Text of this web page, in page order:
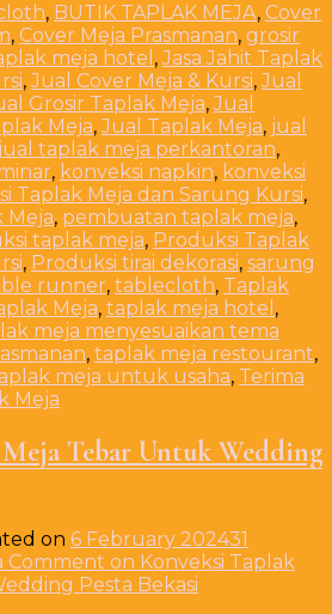
, BUTIK TAPLAK MEJA, Cover
, Cover Meja Prasmanan, grosir
meja hotel ,Jasa Jahit Taplak
,Jual Cover Meja & Kursi,Jual
Grosir Taplak Meja,Jual
Meja,Jual Taplak Meja, jual
jual taplak meja perkantoran,
, konveksi napkin, konveksi
Taplak Meja dan Sarung Kursi,
Meja, pembuatan taplak meja,
taplak meja, Produksi Taplak
, Produksi tirai dekorasi, sarung
runner, tablecloth, Taplak
Meja, taplak meja hotel ,
meja menyesuaikan tema
, taplak meja restourant,
meja untuk usaha, Terima
Meja
Tebar Untuk Wedding
on 6 February 202431
Comment on Konveksi Taplak
Pesta Bekasi